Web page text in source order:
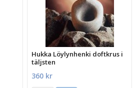
Hukka Löylynhenki doftkrus i
täljsten
360 kr